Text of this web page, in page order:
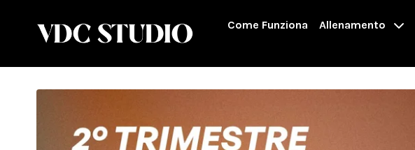
Come Funziona Allenamento